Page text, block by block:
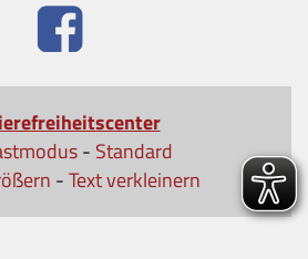
- Standard
-Text verkleinern